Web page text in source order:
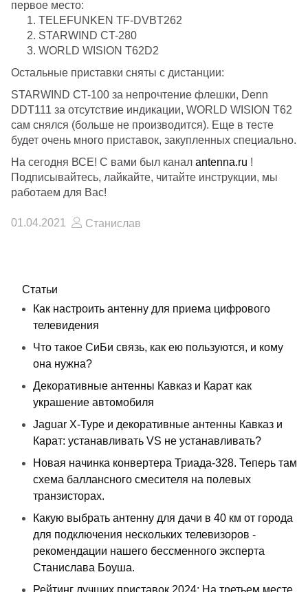
первое место:
TELEFUNKEN TF-DVBT262
STARWIND CT-280
WORLD WISION T62D2
Остальные приставки сняты с дистанции:
STARWIND CT-100 за непрочтение флешки, Denn
DDT111 за отсутствие индикации, WORLD WISION T62
сам снялся (больше не производится). Еще в тесте
будет очень много приставок, закупленных специально.
На сегодня ВСЕ! С вами был канал antenna.ru !
Подписывайтесь, лайкайте, читайте инструкции, мы
работаем для Вас!
01.04.2021 Станислав
Статьи
Как настроить антенну для приема цифрового
телевидения
Что такое СиБи связь, как ею пользуются, и кому
она нужна?
Декоративные антенны Кавказ и Карат как
украшение автомобиля
Jaguar X-Type и декоративные антенны Кавказ и
Карат: устанавливать VS не устанавливать?
Новая начинка конвертера Триада-328. Теперь там
схема баллансного смесителя на полевых
транзисторах.
Какую выбрать антенну для дачи в 40 км от города
для подключения нескольких телевизоров -
рекомендации нашего бессменного эксперта
Станислава Боуша.